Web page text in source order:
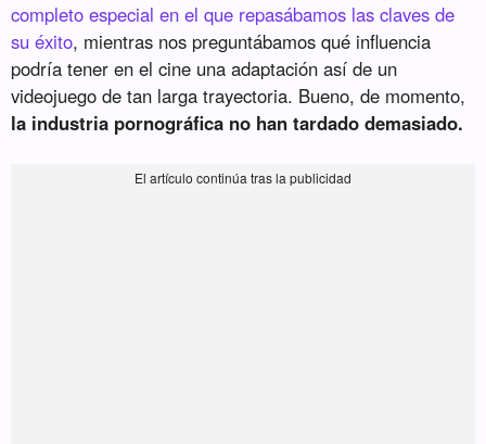
completo especial en el que repasábamos las claves de
su éxito, mientras nos preguntábamos qué influencia
podría tener en el cine una adaptación así de un
videojuego de tan larga trayectoria. Bueno, de momento,
la industria pornográfica no han tardado demasiado.